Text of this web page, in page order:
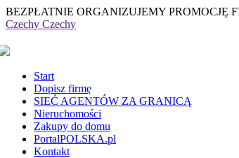
BEZPŁATNIE ORGANIZUJEMY PROMOCJĘ
Czechy Czechy
Start
Dopisz firmę
SIEĆ AGENTÓW ZA GRANICĄ
Nieruchomości
Zakupy do domu
PortalPOLSKA.pl
Kontakt